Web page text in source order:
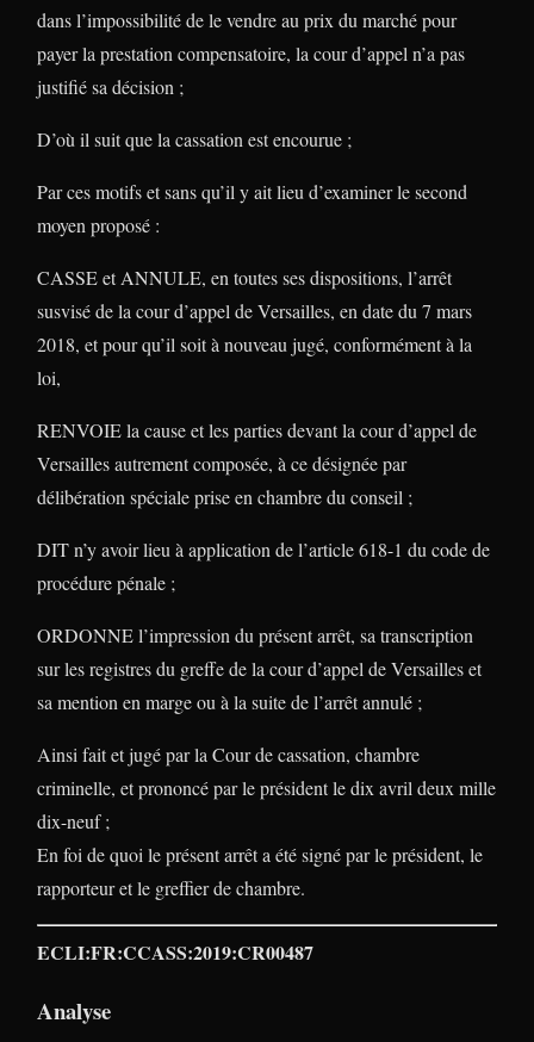
dans l’impossibilité de le vendre au prix du marché pour
payer la prestation compensatoire, la cour d’appel n’a pas
justifié sa décision ;
D’où il suit que la cassation est encourue ;
Par ces motifs et sans qu’il y ait lieu d’examiner le second
moyen proposé :
CASSE et ANNULE, en toutes ses dispositions, l’arrêt
susvisé de la cour d’appel de Versailles, en date du 7 mars
2018, et pour qu’il soit à nouveau jugé, conformément à la
loi,
RENVOIE la cause et les parties devant la cour d’appel de
Versailles autrement composée, à ce désignée par
délibération spéciale prise en chambre du conseil ;
DIT n’y avoir lieu à application de l’article 618-1 du code de
procédure pénale ;
ORDONNE l’impression du présent arrêt, sa transcription
sur les registres du greffe de la cour d’appel de Versailles et
sa mention en marge ou à la suite de l’arrêt annulé ;
Ainsi fait et jugé par la Cour de cassation, chambre
criminelle, et prononcé par le président le dix avril deux mille
dix-neuf ;
En foi de quoi le présent arrêt a été signé par le président, le
rapporteur et le greffier de chambre.
ECLI:FR:CCASS:2019:CR00487
Analyse